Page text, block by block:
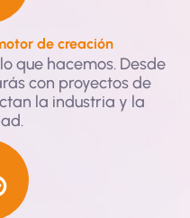
de creación
que hacemos. Desde
con proyectos de
la industria y la